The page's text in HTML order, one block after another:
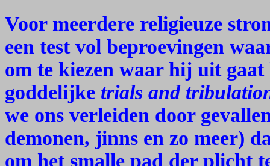
Voor meerdere religieuze
een test vol beproevingen
om te kiezen waar hij uit
goddelijke trials and
we ons verleiden door
demonen, jinns en zo meer)
om het smalle pad der plicht